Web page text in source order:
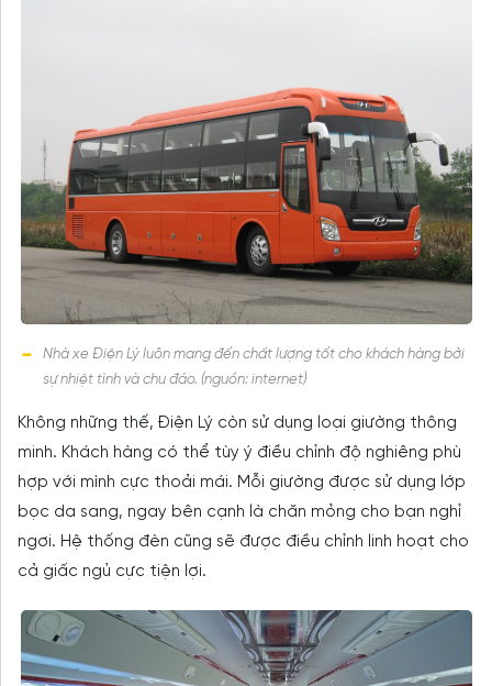
Nhà xe Điện Lý luôn mang đến chất lượng tốt cho khách hàng bởi
sự nhiệt tình và chu đáo. (nguồn: internet)
Không những thế, Điện Lý còn sử dụng loại giường thông
minh. Khách hàng có thể tùy ý điều chỉnh độ nghiêng phù
hợp với mình cực thoải mái. Mỗi giường được sử dụng lớp
bọc da sang, ngay bên cạnh là chăn mỏng cho bạn nghỉ
ngơi. Hệ thống đèn cũng sẽ được điều chỉnh linh hoạt cho
cả giấc ngủ cực tiện lợi.